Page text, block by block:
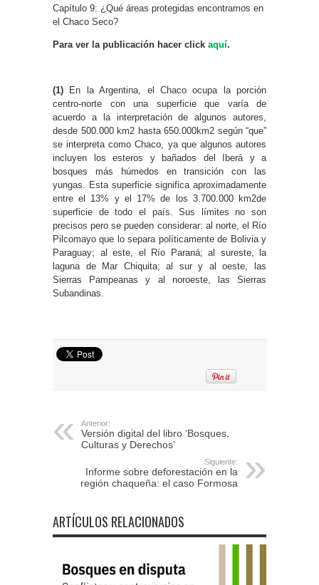
Capítulo 9: ¿Qué áreas protegidas encontramos en
el Chaco Seco?
Para ver la publicación hacer click aquí.
(1) En la Argentina, el Chaco ocupa la porción
centro-norte con una superficie que varía de
acuerdo a la interpretación de algunos autores,
desde 500.000 km2 hasta 650.000km2 según “que”
se interpreta como Chaco, ya que algunos autores
incluyen los esteros y bañados del Iberá y a
bosques más húmedos en transición con las
yungas. Esta superficie significa aproximadamente
entre el 13% y el 17% de los 3.700.000 km2de
superficie de todo el país. Sus límites no son
precisos pero se pueden considerar: al norte, el Río
Pilcomayo que lo separa políticamente de Bolivia y
Paraguay; al este, el Río Paraná; al sureste, la
laguna de Mar Chiquita; al sur y al oeste, las
Sierras Pampeanas y al noroeste, las Sierras
Subandinas.
Anterior:
Versión digital del libro ‘Bosques,
Culturas y Derechos’
Siguiente:
Informe sobre deforestación en la
región chaqueña: el caso Formosa
ARTÍCULOS RELACIONADOS